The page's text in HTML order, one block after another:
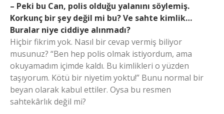
– Peki bu Can, polis olduğu yalanını söylemiş.
Korkunç bir şey değil mi bu? Ve sahte kimlik…
Buralar niye ciddiye alınmadı?
Hiçbir fikrim yok. Nasıl bir cevap vermiş biliyor
musunuz? “Ben hep polis olmak istiyordum, ama
okuyamadım içimde kaldı. Bu kimlikleri o yüzden
taşıyorum. Kötü bir niyetim yoktu!” Bunu normal bir
beyan olarak kabul ettiler. Oysa bu resmen
sahtekârlık değil mi?